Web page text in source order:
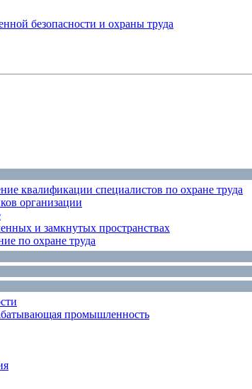
безопасности и охраны труда
квалификации специалистов по охране труда
организации
и замкнутых пространствах
по охране труда
промышленность